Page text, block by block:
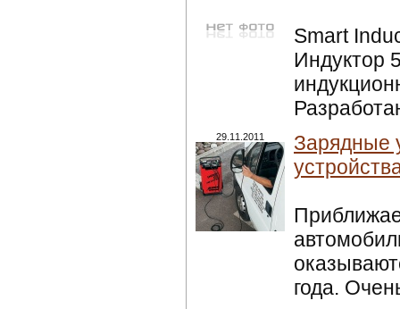
Smart
Индуктор
29.11.2011
Зарядные
года.